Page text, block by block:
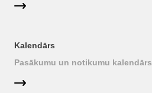
Kalendārs
Pasākumu un notikumu kalendārs